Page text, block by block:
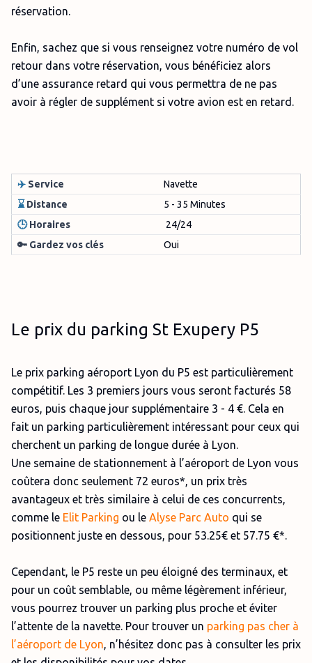
réservation.
Enfin, sachez que si vous renseignez votre numéro de vol
retour dans votre réservation, vous bénéficiez alors
d’une assurance retard qui vous permettra de ne pas
avoir à régler de supplément si votre avion est en retard.
✈️ Service
Navette
⌛ Distance
5 - 35 Minutes
🕒Horaires
24/24
🔑 Gardez vos clés
Oui
Le prix du parking St Exupery P5
Le prix parking aéroport Lyon du P5 est particulièrement
compétitif. Les 3 premiers jours vous seront facturés 58
euros, puis chaque jour supplémentaire 3 - 4 €. Cela en
fait un parking particulièrement intéressant pour ceux qui
cherchent un parking de longue durée à Lyon.
Une semaine de stationnement à l’aéroport de Lyon vous
coûtera donc seulement 72 euros*, un prix très
avantageux et très similaire à celui de ces concurrents,
comme le Elit Parking ou le Alyse Parc Auto qui se
positionnent juste en dessous, pour 53.25€ et 57.75 €*.
Cependant, le P5 reste un peu éloigné des terminaux, et
pour un coût semblable, ou même légèrement inférieur,
vous pourrez trouver un parking plus proche et éviter
l’attente de la navette. Pour trouver un parking pas cher à
l’aéroport de Lyon, n’hésitez donc pas à consulter les prix